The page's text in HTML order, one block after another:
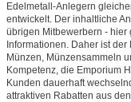
Edelmetall-Anlegern
entwickelt. Der inhaltliche
übrigen Mitbewerbern - hier
Informationen. Daher ist
Münzen, Münzensammeln
Kompetenz, die Emporium
Kunden dauerhaft
attraktiven Rabatten aus